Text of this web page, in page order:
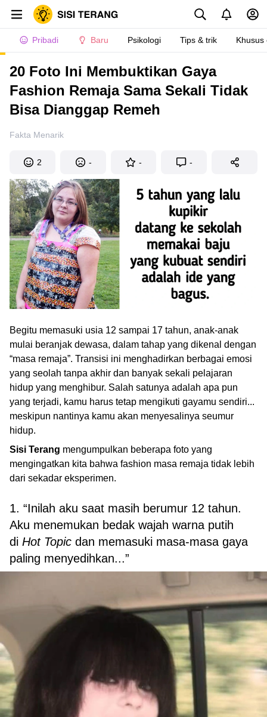
Pribadi Baru Psikologi Tips & trik Khusus
20 Foto Ini Membuktikan Gaya
Fashion Remaja Sama Sekali Tidak
Bisa Dianggap Remeh
Fakta Menarik
2 - - -
Begitu memasuki usia 12 sampai 17 tahun, anak-anak
mulai beranjak dewasa, dalam tahap yang dikenal dengan
“masa remaja”. Transisi ini menghadirkan berbagai emosi
yang seolah tanpa akhir dan banyak sekali pelajaran
hidup yang menghibur. Salah satunya adalah apa pun
yang terjadi, kamu harus tetap mengikuti gayamu sendiri...
meskipun nantinya kamu akan menyesalinya seumur
hidup.
Sisi Terang mengumpulkan beberapa foto yang
mengingatkan kita bahwa fashion masa remaja tidak lebih
dari sekadar eksperimen.
1. “Inilah aku saat masih berumur 12 tahun.
Aku menemukan bedak wajah warna putih
di Hot Topic dan memasuki masa-masa gaya
paling menyedihkan...”